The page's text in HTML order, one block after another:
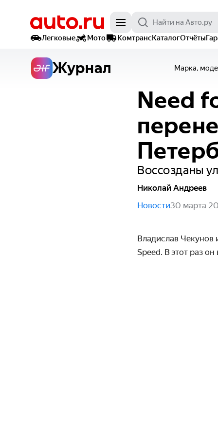
Легковые
Мото КомтрансКаталогОтчёты
Журнал Марка,
Need
Воссозданы
Николай Андреев
Новости30 марта
Владислав Чекунов
Speed. В этот раз